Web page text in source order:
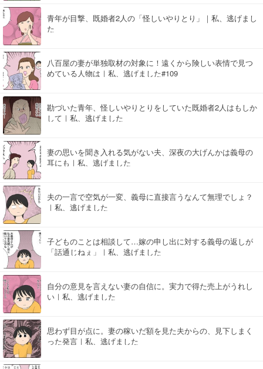
青年が目撃、既婚者2人の「怪しいやりとり」｜私、逃げまし
た
八百屋の妻が単独取材の対象に！遠くから険しい表情で見つ
めている人物は｜私、逃げました#109
勘づいた青年、怪しいやりとりをしていた既婚者2人はもしか
して｜私、逃げました
妻の思いを聞き入れる気がない夫、深夜の大げんかは義母の
耳にも｜私、逃げました
夫の一言で空気が一変、義母に直接言うなんて無理でしょ？
｜私、逃げました
子どものことは相談して…嫁の申し出に対する義母の返しが
「話通じねぇ」｜私、逃げました
自分の意見を言えない妻の自信に。実力で得た売上がうれし
い｜私、逃げました
思わず目が点に。妻の稼いだ額を見た夫からの、見下しまく
った発言｜私、逃げました